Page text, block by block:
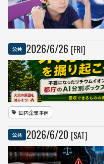
公共 2026/6/26 [FRI]
国内企業事例
公共 2026/6/20 [SAT]